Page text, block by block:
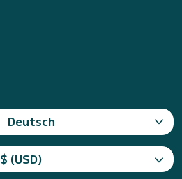
Deutsch
$ (USD)